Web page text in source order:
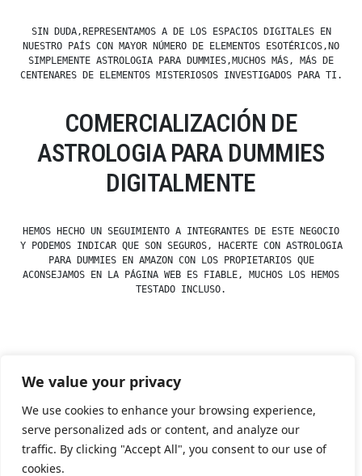
We value your privacy
We use cookies to enhance your browsing experience,
serve personalized ads or content, and analyze our
traffic. By clicking "Accept All", you consent to our use of
cookies.
SIN DUDA,REPRESENTAMOS A DE LOS ESPACIOS DIGITALES EN
NUESTRO PAÍS CON MAYOR NÚMERO DE ELEMENTOS ESOTÉRICOS,NO
SIMPLEMENTE ASTROLOGIA PARA DUMMIES,MUCHOS MÁS, MÁS DE
CENTENARES DE ELEMENTOS MISTERIOSOS INVESTIGADOS PARA TI.
COMERCIALIZACIÓN DE
ASTROLOGIA PARA DUMMIES
DIGITALMENTE
HEMOS HECHO UN SEGUIMIENTO A INTEGRANTES DE ESTE NEGOCIO
Y PODEMOS INDICAR QUE SON SEGUROS, HACERTE CON ASTROLOGIA
PARA DUMMIES EN AMAZON CON LOS PROPIETARIOS QUE
ACONSEJAMOS EN LA PÁGINA WEB ES FIABLE, MUCHOS LOS HEMOS
TESTADO INCLUSO.
by
Posted
Uncategorized
Tienda Esotérica Online – Librería Esotérica,Proudly